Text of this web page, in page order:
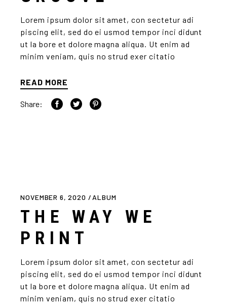
Lorem ipsum dolor sit amet, con sectetur adi
piscing elit, sed do ei usmod tempor inci didunt
ut la bore et dolore magna aliqua. Ut enim ad
minim veniam, quis no strud exer citatio
READ MORE
Share:
NOVEMBER 6, 2020 ALBUM
THE WAY WE
PRINT
Lorem ipsum dolor sit amet, con sectetur adi
piscing elit, sed do ei usmod tempor inci didunt
ut la bore et dolore magna aliqua. Ut enim ad
minim veniam, quis no strud exer citatio